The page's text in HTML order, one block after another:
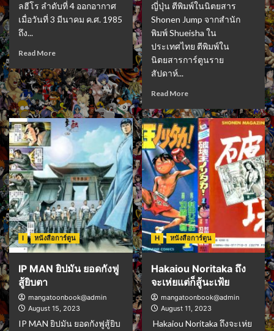
ลฮีโร ลำดับที่ 4 ออกอากาศ
เมื่อวันที่ 3 มีนาคม ค.ศ. 1985
ถึง...
Read More
ญี่ปุ่น ตีพิมพ์ในนิตยสาร
Shonen Jump จากสำนัก
พิมพ์ Shueisha ใน
ประเทศไทย ตีพิมพ์ใน
นิตยสารการ์ตูนราย
สัปดาห์...
Read More
I หนังสือการ์ตูน
IP MAN ยิปมัน ยอดกังฟู
สู้ยิบตา
mangatoonbook@admin
August 15, 2023
IP MAN ยิปมัน ยอดกังฟูสู้ยิบ
H หนังสือการ์ตูน
Hakaiou Noritaka ถึง
จะเห่ยแต่ก็สู้นะเฟ้ย
mangatoonbook@admin
August 11, 2023
Hakaiou Noritaka ถึงจะเห่ย